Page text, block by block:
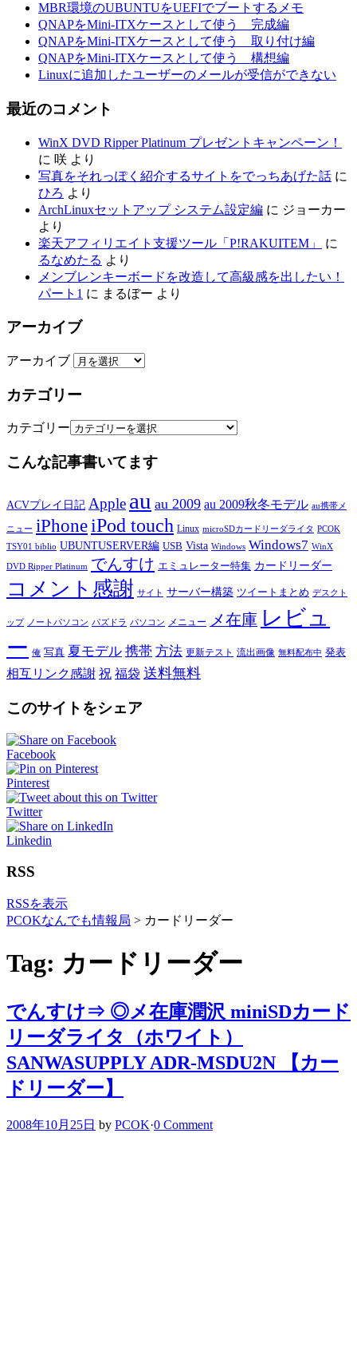
MBR環境のUBUNTUをUEFIでブートするメモ
QNAPをMini-ITXケースとして使う 完成編
QNAPをMini-ITXケースとして使う 取り付け編
QNAPをMini-ITXケースとして使う 構想編
Linuxに追加したユーザーのメールが受信ができない
最近のコメント
WinX DVD Ripper Platinum プレゼントキャンペーン！
に 咲 より
写真をそれっぽく紹介するサイトをでっちあげた話 に
ひろ より
ArchLinuxセットアップ システム設定編 に ジョーカー
より
楽天アフィリエイト支援ツール「P!RAKUITEM」
に
るなめたる より
メンブレンキーボードを改造して高級感を出したい！
パート1 に まるぼー より
アーカイブ
アーカイブ
カテゴリー
カテゴリー
こんな記事書いてます
ACVプレイ日記 Apple au au 2009 au 2009秋冬モデル au携帯メ
ニュー iPhoneiPod touch Linux microSDカードリーダライタ PCOK
TSY01 biblio UBUNTUSERVER編 USB Vista Windows Windows7 WinX
DVD Ripper Platinum でんすけ エミュレーター特集 カードリーダー
コメント感謝 サイト サーバー構築 ツイートまとめ デスクト
ップ ノートパソコン パズドラ パソコン メニュー メ在庫 レビュ
ー 俺 写真 夏モデル 携帯 方法 更新テスト 流出画像 無料配布中 発表
相互リンク感謝 祝 福袋 送料無料
このサイトをシェア
Facebook
Pinterest
Twitter
Linkedin
RSS
RSSを表示
PCOKなんでも情報局 > カードリーダー
Tag: カードリーダー
でんすけ⇒ ◎メ在庫潤沢 miniSDカード
リーダライタ（ホワイト）
SANWASUPPLY ADR-MSDU2N 【カー
ドリーダー】
2008年10月25日 by PCOK·0 Comment